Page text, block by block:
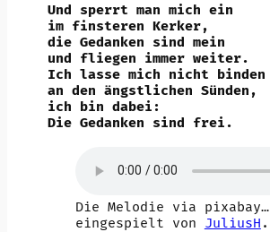
Und sperrt man mich ein
im finsteren Kerker,
die Gedanken sind mein
und fliegen immer weiter.
Ich lasse mich nicht binden
an den ängstlichen Sünden,
ich bin dabei:
Die Gedanken sind frei.
Die Melodie via pixabay…
eingespielt von JuliusH .